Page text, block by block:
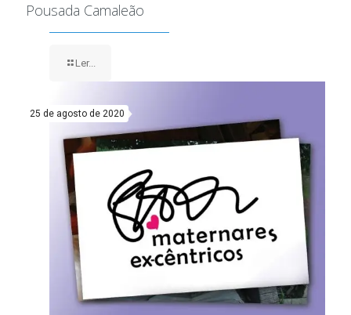
Pousada Camaleão
Ler...
25 de agosto de 2020